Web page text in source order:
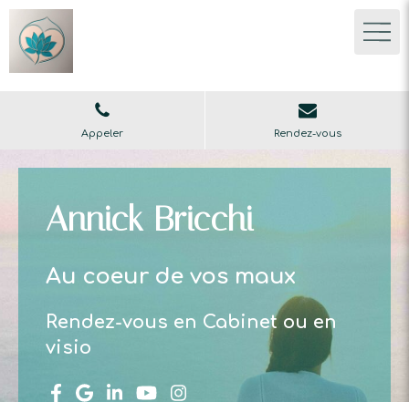
Appeler Rendez-vous
Annick Bricchi
Au coeur de vos maux
Rendez-vous en Cabinet ou en
visio